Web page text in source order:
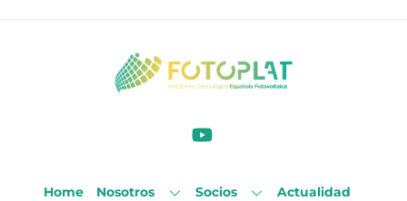
Home Nosotros Socios Actualidad